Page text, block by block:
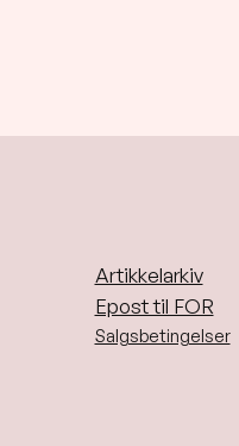
Artikkelarkiv
Epost til FOR
Salgsbetingelser